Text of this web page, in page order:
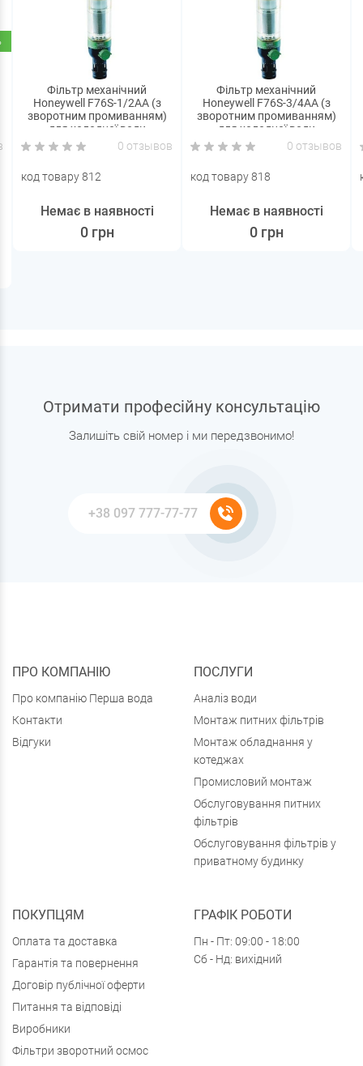
Фільтр механічний
Honeywell F76S-1/2AA (з
зворотним промиванням)
для холодної води
0 отзывов
код товару 812
0 грн
Немає в наявності
Фільтр механічний
Honeywell F76S-3/4AA (з
зворотним промиванням)
для холодної води
0 отзывов
код товару 818
0 грн
Немає в наявності
Отримати професійну консультацію
Залишіть свій номер і ми передзвонимо!
ПРО КОМПАНІЮ
Про компанію Перша вода
Контакти
Відгуки
ПОСЛУГИ
Аналіз води
Монтаж питних фільтрів
Монтаж обладнання у
котеджах
Промисловий монтаж
Обслуговування питних
фільтрів
Обслуговування фільтрів у
приватному будинку
ПОКУПЦЯМ
Оплата та доставка
Гарантія та повернення
Договір публічної оферти
Питання та відповіді
Виробники
Фільтри зворотний осмос
ГРАФІК РОБОТИ
Пн - Пт: 09:00 - 18:00
Сб - Нд: вихідний